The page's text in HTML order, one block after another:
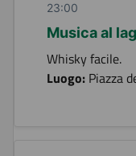
23:00
Musica al
Whisky facile.
Luogo: Piazza